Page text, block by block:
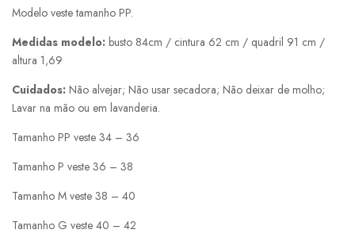
Modelo veste tamanho PP.
Medidas modelo: busto 84cm / cintura 62 cm / quadril 91 cm /
altura 1,69
Cuidados: Não alvejar; Não usar secadora; Não deixar de molho;
Lavar na mão ou em lavanderia.
Tamanho PP veste 34 – 36
Tamanho P veste 36 – 38
Tamanho M veste 38 – 40
Tamanho G veste 40 – 42